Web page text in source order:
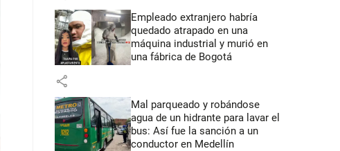
Empleado extranjero habría
quedado atrapado en una
máquina industrial y murió en
una fábrica de Bogotá
share
Mal parqueado y robándose
agua de un hidrante para lavar el
bus: Así fue la sanción a un
conductor en Medellín